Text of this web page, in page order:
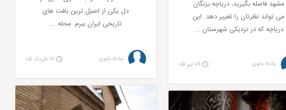
مشهد فاصله بگیرید، دریاچه بزنگان
می تواند نظرتان را تغییر دهد. این
دریاچه که در نزدیکی شهرستان ...
عادله بانوی ۰۸ تیر ۰۵
دل یکی از اصیل ترین بافت های
تاریخی ایران ببرم. محله ...
عادله بانوی ۱۷ خرداد ۰۵